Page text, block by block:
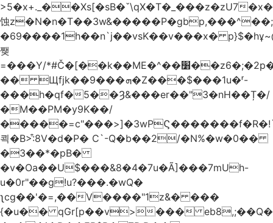
>5�x+._��Xs[�sB�ˇ\qX�T�_���z�zU7
蚀
�69����1h��n`j��vsK��v���x�
쨎
=���Y/*#Č�[��k��ME�^��׸��z6�;�2p�"��f�3mn�Y�Y�
�� Щfjk��ܗ���9�Z���$���1u�ʳ-
���h�qf�5��Ȝ&���er��"3�nH��Ț�/
�M��PM�y9K��/
쾩�B>:͒8V�d�P� C`-Q�b��2/�N%�w�0��
�3��*�pB�
�v�Oa��U$���&8�4�7u�Ã]���7mUh-
u�0r"��g!u?���.�wQ�
ʅcg��'�=,��V����"1z&� ���
{�u�� qGr[p��v>���